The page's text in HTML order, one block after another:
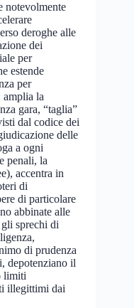
notevolmente
deroghe alle
dei
per
estende
per
amplia la
gara, “taglia”
dal codice dei
delle
a ogni
penali, la
accentra in
di
di particolare
abbinate alle
sprechi di
di prudenza
depotenziano il
limiti
illegittimi dai